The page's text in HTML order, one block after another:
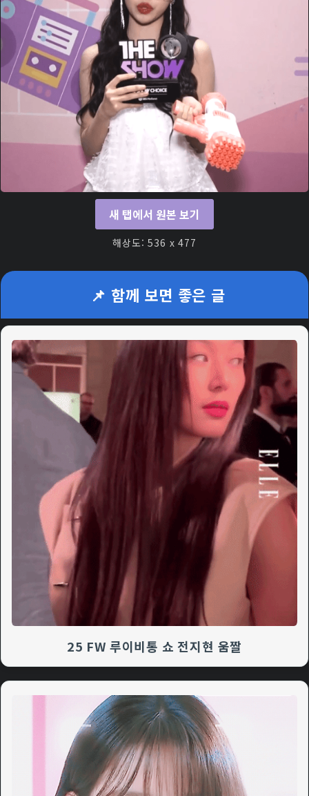
새 탭에서 원본 보기
해상도: 536 x 477
📌 함께 보면 좋은 글
25 FW 루이비통 쇼 전지현 움짤